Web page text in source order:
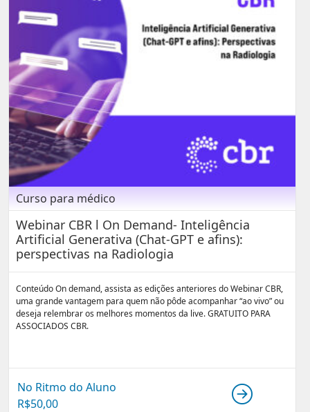
Curso para médico
Webinar CBR l On Demand- Inteligência
Artificial Generativa (Chat-GPT e afins):
perspectivas na Radiologia
Conteúdo On demand, assista as edições anteriores do Webinar CBR,
uma grande vantagem para quem não pôde acompanhar “ao vivo” ou
deseja relembrar os melhores momentos da live. GRATUITO PARA
ASSOCIADOS CBR.
No Ritmo do Aluno
R$50,00